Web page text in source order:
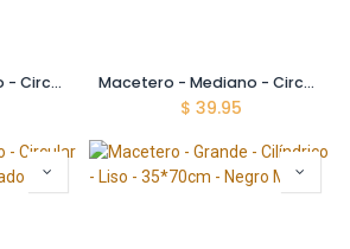
Macetero - Mediano - Circular - 38*35cm - Blanco Macetero - Mediano - Circular - 38*35cm - Plata
$ 39.95